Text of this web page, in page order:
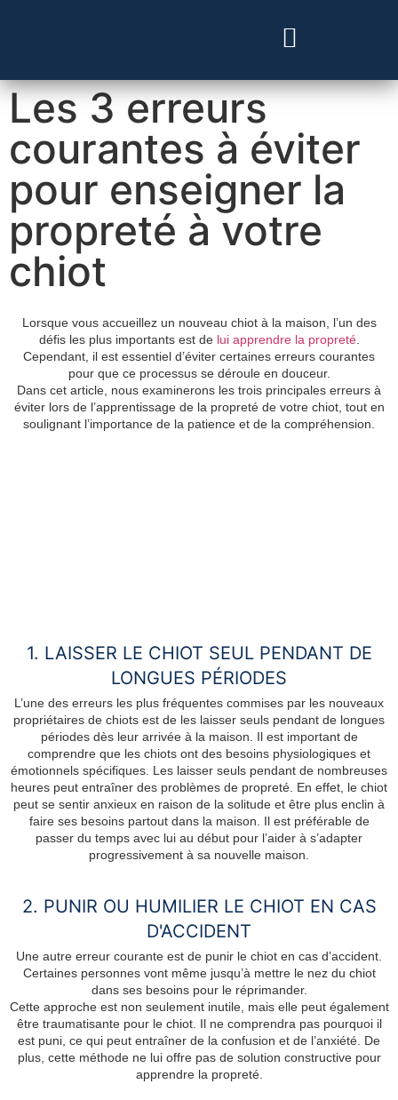
Les 3 erreurs
courantes à éviter
pour enseigner la
propreté à votre
chiot
Lorsque vous accueillez un nouveau chiot à la maison, l’un des
défis les plus importants est de lui apprendre la propreté.
Cependant, il est essentiel d’éviter certaines erreurs courantes
pour que ce processus se déroule en douceur.
Dans cet article, nous examinerons les trois principales erreurs à
éviter lors de l’apprentissage de la propreté de votre chiot, tout en
soulignant l’importance de la patience et de la compréhension.
1. LAISSER LE CHIOT SEUL PENDANT DE
LONGUES PÉRIODES
L’une des erreurs les plus fréquentes commises par les nouveaux
propriétaires de chiots est de les laisser seuls pendant de longues
périodes dès leur arrivée à la maison. Il est important de
comprendre que les chiots ont des besoins physiologiques et
émotionnels spécifiques. Les laisser seuls pendant de nombreuses
heures peut entraîner des problèmes de propreté. En effet, le chiot
peut se sentir anxieux en raison de la solitude et être plus enclin à
faire ses besoins partout dans la maison. Il est préférable de
passer du temps avec lui au début pour l’aider à s’adapter
progressivement à sa nouvelle maison.
2. PUNIR OU HUMILIER LE CHIOT EN CAS
D'ACCIDENT
Une autre erreur courante est de punir le chiot en cas d’accident.
Certaines personnes vont même jusqu’à mettre le nez du chiot
dans ses besoins pour le réprimander.
Cette approche est non seulement inutile, mais elle peut également
être traumatisante pour le chiot. Il ne comprendra pas pourquoi il
est puni, ce qui peut entraîner de la confusion et de l’anxiété. De
plus, cette méthode ne lui offre pas de solution constructive pour
apprendre la propreté.